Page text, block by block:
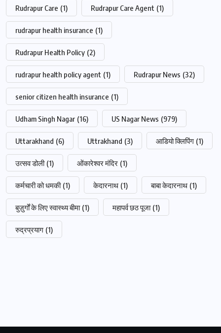
Rudrapur Care (1) Rudrapur Care Agent (1)
rudrapur health insurance (1)
Rudrapur Health Policy (2)
rudrapur health policy agent (1) Rudrapur News (32)
senior citizen health insurance (1)
Udham Singh Nagar (16) US Nagar News (979)
Uttarakhand (6) Uttrakhand (3) आडियो क्लिपिंग (1)
उत्सव डोली (1) ओंकारेश्वर मंदिर (1)
कर्मचारी को धमकी (1) केदारनाथ (1) बाबा केदारनाथ (1)
बुज़ुर्गों के लिए स्वास्थ्य बीमा (1) महापर्व छठ पूजा (1)
रुद्रप्रयाग (1)